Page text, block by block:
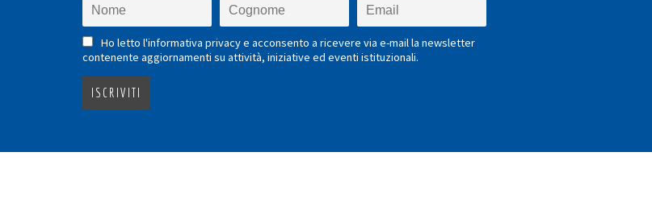
Ho letto l'informativa privacy e acconsento a ricevere via e-mail la newsletter
contenente aggiornamenti su attività, iniziative ed eventi istituzionali.